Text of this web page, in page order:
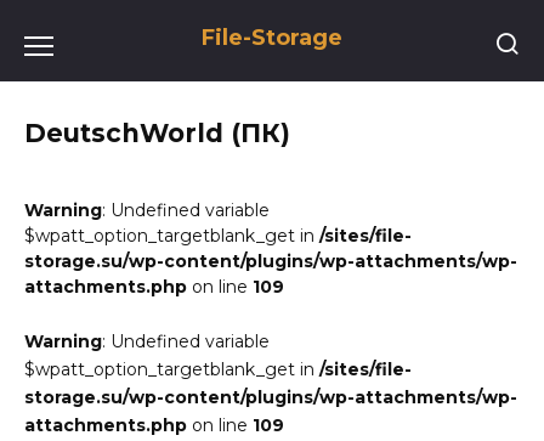
содержанию
File-Storage
DeutschWorld (ПК)
Warning: Undefined variable
$wpatt_option_targetblank_get in /sites/file-
storage.su/wp-content/plugins/wp-attachments/wp-
attachments.php on line 109
Warning: Undefined variable
$wpatt_option_targetblank_get in /sites/file-
storage.su/wp-content/plugins/wp-attachments/wp-
attachments.php on line 109